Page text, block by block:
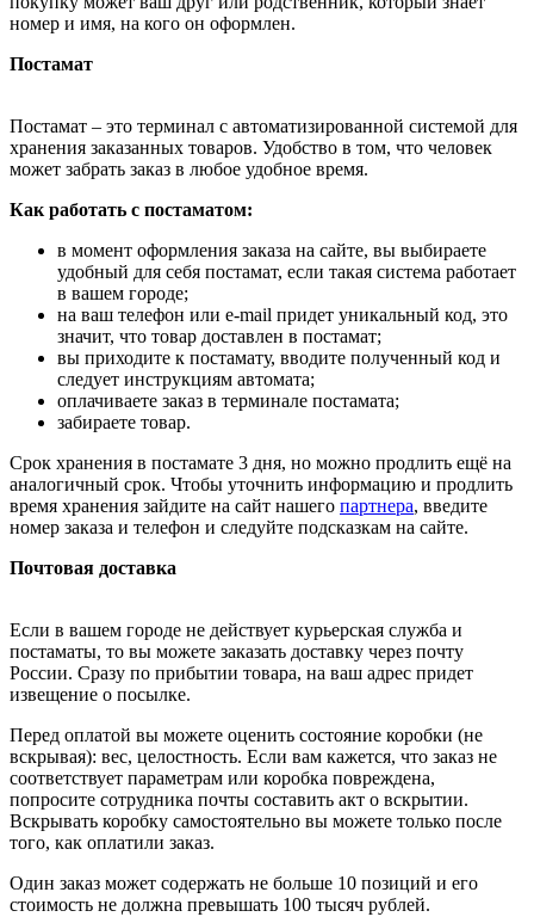
номер и имя, на кого он оформлен.
Постамат
Постамат – это терминал с автоматизированной системой для
хранения заказанных товаров. Удобство в том, что человек
может забрать заказ в любое удобное время.
Как работать с постаматом:
в момент оформления заказа на сайте, вы выбираете
удобный для себя постамат, если такая система работает
в вашем городе;
на ваш телефон или e-mail придет уникальный код, это
значит, что товар доставлен в постамат;
вы приходите к постамату, вводите полученный код и
следует инструкциям автомата;
оплачиваете заказ в терминале постамата;
забираете товар.
Срок хранения в постамате 3 дня, но можно продлить ещё на
аналогичный срок. Чтобы уточнить информацию и продлить
время хранения зайдите на сайт нашего партнера, введите
номер заказа и телефон и следуйте подсказкам на сайте.
Почтовая доставка
Если в вашем городе не действует курьерская служба и
постаматы, то вы можете заказать доставку через почту
России. Сразу по прибытии товара, на ваш адрес придет
извещение о посылке.
Перед оплатой вы можете оценить состояние коробки (не
вскрывая): вес, целостность. Если вам кажется, что заказ не
соответствует параметрам или коробка повреждена,
попросите сотрудника почты составить акт о вскрытии.
Вскрывать коробку самостоятельно вы можете только после
того, как оплатили заказ.
Один заказ может содержать не больше 10 позиций и его
стоимость не должна превышать 100 тысяч рублей.